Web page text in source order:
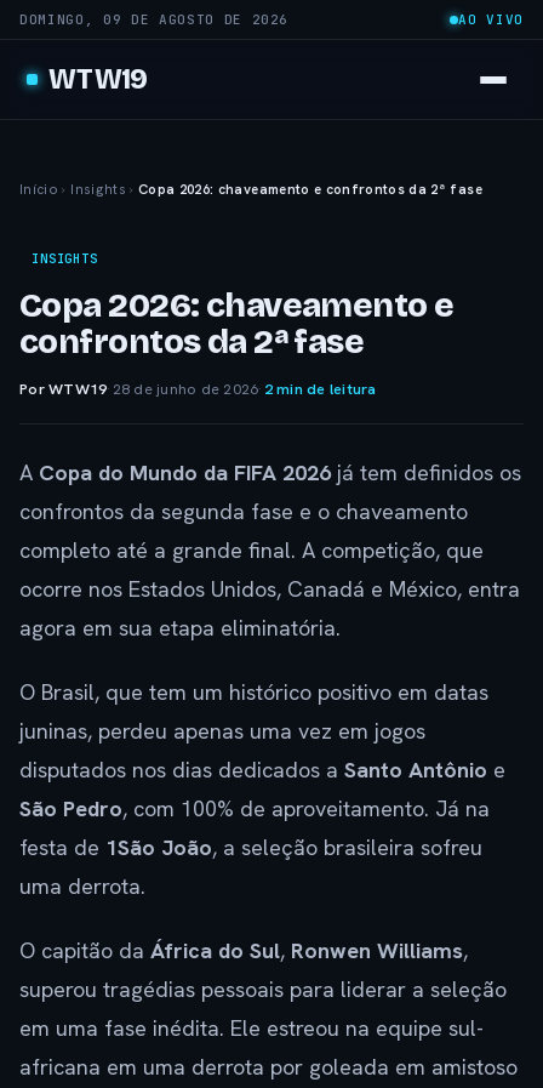
DOMINGO, 09 DE AGOSTO DE 2026 AO VIVO
WTW19
Início › Insights › Copa 2026: chaveamento e confrontos da 2ª fase
INSIGHTS
Copa 2026: chaveamento e
confrontos da 2ª fase
Por WTW19· 28 de junho de 2026· 2 min de leitura
A Copa do Mundo da FIFA 2026já tem definidos os
confrontos da segunda fase e o chaveamento
completo até a grande final. A competição, que
ocorre nos Estados Unidos, Canadá e México, entra
agora em sua etapa eliminatória.
O Brasil, que tem um histórico positivo em datas
juninas, perdeu apenas uma vez em jogos
disputados nos dias dedicados a Santo Antônio e
São Pedro, com 100% de aproveitamento. Já na
festa de 1São João, a seleção brasileira sofreu
uma derrota.
O capitão da África do Sul, Ronwen Williams,
superou tragédias pessoais para liderar a seleção
em uma fase inédita. Ele estreou na equipe sul-
africana em uma derrota por goleada em amistoso